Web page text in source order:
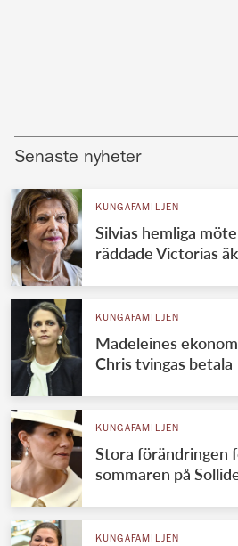
Senaste nyheter
KUNGAFAMILJEN
Silvias hemliga
räddade Victorias
KUNGAFAMILJEN
Madeleines
Chris tvingas betala
KUNGAFAMILJEN
Stora förändringen
sommaren på
KUNGAFAMILJEN